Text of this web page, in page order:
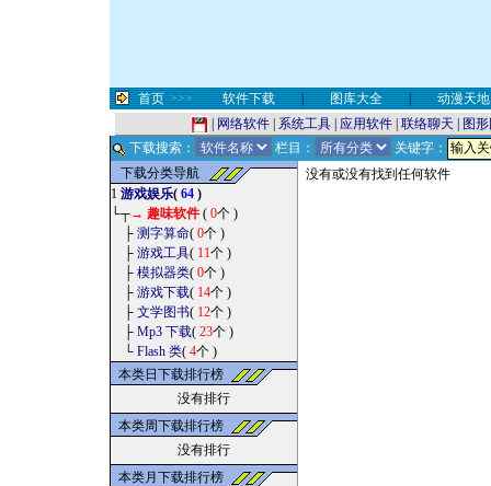
首页 >>> 软件下载 | 图库大全 |
动漫天地
网络软件 系统工具 应用软件 联络聊天
图
下载搜索：
栏目：
关键字：
下载分类导航
1 游戏娱乐( 64 )
└┬→ 趣味软件 ( 0个 )
├ 测字算命( 0个 )
├ 游戏工具( 11个 )
├ 模拟器类( 0个 )
├ 游戏下载( 14个 )
├ 文学图书( 12个 )
├ Mp3 下载( 23个 )
└ Flash 类( 4个 )
本类日下载排行榜
没有排行
本类周下载排行榜
没有排行
本类月下载排行榜
没有或没有找到任何软件